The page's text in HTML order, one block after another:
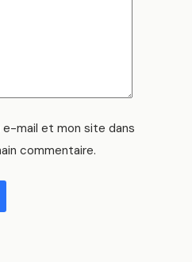
e-mail et mon site dans
commentaire.